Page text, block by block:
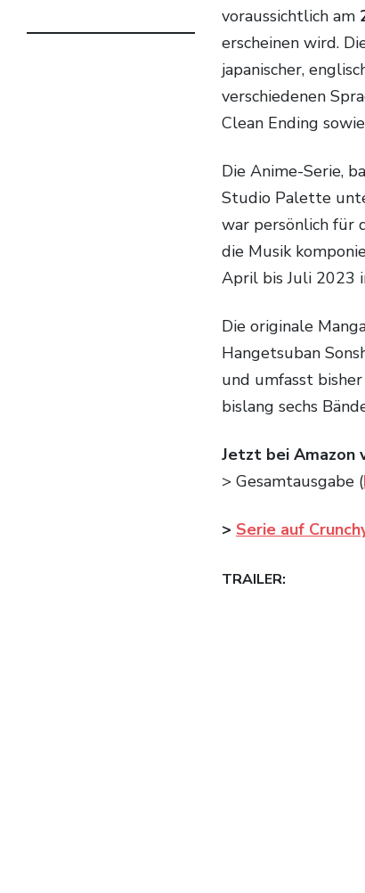
voraussichtlich am
erscheinen wird.
japanischer,
verschiedenen
Clean Ending
Die Anime-Serie, basierend auf dem gleichnamigen Manga, entstand beu
Studio Palette
war persönlich für
die Musik
April bis Juli 2023
Die originale Manga-Reihe von Aoi Akashiro und dem Illustrator
Hangetsuban
und umfasst
bislang sechs
Jetzt bei
> Gesamtausgabe (
Serie auf
TRAILER: